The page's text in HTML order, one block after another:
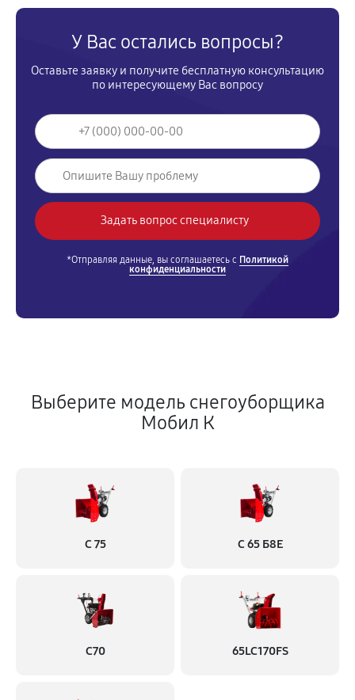
У Вас остались вопросы?
Оставьте заявку и получите бесплатную консультацию
по интересующему Вас вопросу
*Отправляя данные, вы соглашаетесь с Политикой
конфиденциальности
Выберите модель снегоуборщика
Мобил К
С 75 С 65 Б8Е
С70 65LC170FS